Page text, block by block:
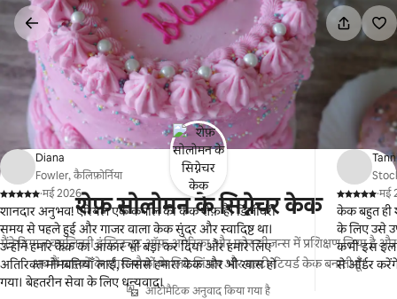
छोड़कर
सीधा
कॉन्टेंट
पर
शेफ़ सोलोमन के सिग्नेचर केक
मैंने दिग्गज क्यूलिनरी इंस्टिट्यूट ऑफ़ अमेरिका और फ़ोर सीज़न्स में प्रशिक्षण लिया है और
अब मैं ग्राहकों के खास मौकों के लिए सिंगल और मल्टी-टियर्ड केक बनाती हूँ।
ऑटोमैटिक अनुवाद किया गया है
Diana
Fowler, कैलिफ़ोर्निया
,
·मई 2026
शानदार अनुभव! एरियल एक कमाल की केक शेफ़ हैं। डिलीवरी
समय से पहले हुई और गाजर वाला केक सुंदर और स्वादिष्ट था।
उन्होंने हमारे केक का आकार भी बड़ा कर दिया और हमारे लिए
अतिरिक्त मोमबत्तियाँ लाईं, जिससे हमारा केक और भी खास हो
गया। बेहतरीन सेवा के लिए धन्यवाद।
,
·मई
केक बहुत ही
के लिए उसे
कभी इस
से ऑर्डर